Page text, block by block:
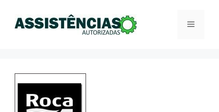
Menu